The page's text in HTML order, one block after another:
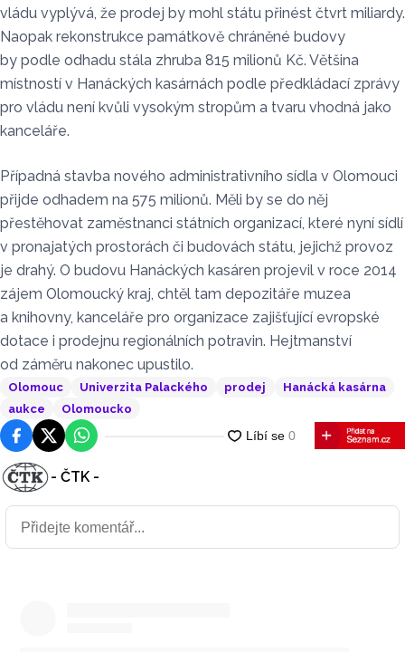
vládu vyplývá, že prodej by mohl státu přinést čtvrt miliardy.
Naopak rekonstrukce památkově chráněné budovy
by podle odhadu stála zhruba 815 milionů Kč. Většina
místností v Hanáckých kasárnách podle předkládací zprávy
pro vládu není kvůli vysokým stropům a tvaru vhodná jako
kanceláře.
Případná stavba nového administrativního sídla v Olomouci
přijde odhadem na 575 milionů. Měli by se do něj
přestěhovat zaměstnanci státních organizací, které nyní sídlí
v pronajatých prostorách či budovách státu, jejichž provoz
je drahý. O budovu Hanáckých kasáren projevil v roce 2014
zájem Olomoucký kraj, chtěl tam depozitáře muzea
a knihovny, kanceláře pro organizace zajišťující evropské
dotace i prodejnu regionálních potravin. Hejtmanství
od záměru nakonec upustilo.
Olomouc Univerzita Palackého prodej
Hanácká kasárna
aukce
Olomoucko
FacebookPlatforma X
WhatsApp
- ČTK -